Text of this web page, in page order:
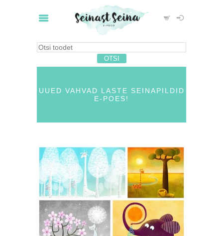
UUED VAHVAD LASTE SEINAPILDID
E-POES!